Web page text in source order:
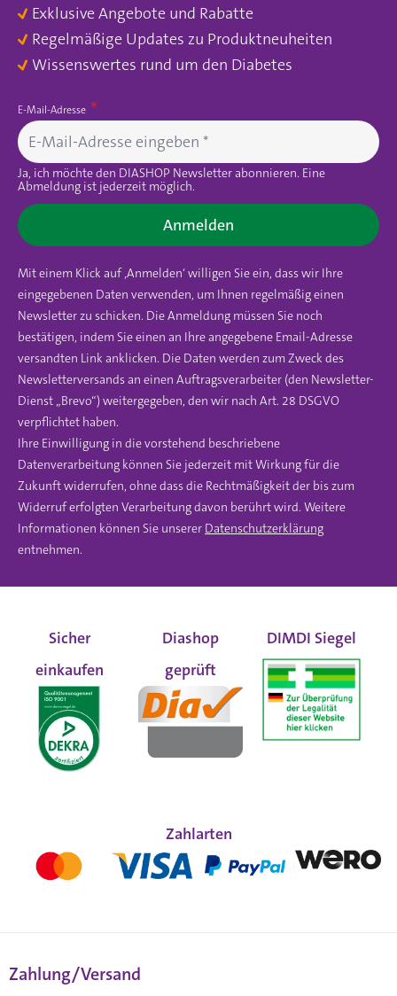
Exklusive Angebote und Rabatte
Regelmäßige Updates zu Produktneuheiten
Wissenswertes rund um den Diabetes
E-Mail-Adresse
Ja, ich möchte den DIASHOP Newsletter abonnieren. Eine
Abmeldung ist jederzeit möglich.
Anmelden
Mit einem Klick auf ‚Anmelden‘ willigen Sie ein, dass wir Ihre
eingegebenen Daten verwenden, um Ihnen regelmäßig einen
Newsletter zu schicken. Die Anmeldung müssen Sie noch
bestätigen, indem Sie einen an Ihre angegebene Email-Adresse
versandten Link anklicken. Die Daten werden zum Zweck des
Newsletterversands an einen Auftragsverarbeiter (den Newsletter-
Dienst „Brevo“) weitergegeben, den wir nach Art. 28 DSGVO
verpflichtet haben.
Ihre Einwilligung in die vorstehend beschriebene
Datenverarbeitung können Sie jederzeit mit Wirkung für die
Zukunft widerrufen, ohne dass die Rechtmäßigkeit der bis zum
Widerruf erfolgten Verarbeitung davon berührt wird. Weitere
Informationen können Sie unserer Datenschutzerklärung
entnehmen.
Sicher
einkaufen
Diashop
geprüft
DIMDI Siegel
Zahlarten
Zahlung/Versand